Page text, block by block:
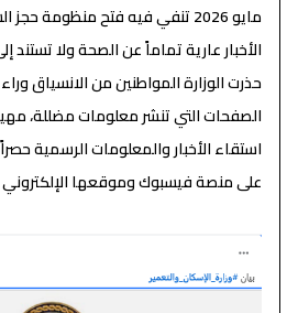
مايو 2026 تنفي فيه فتح منظومة
الأخبار عارية تماماً عن الصحة ولا
حذرت الوزارة المواطنين من الانسياق
الصفحات التي تنشر معلومات مضللة،
استقاء الأخبار والمعلومات الرسمية
على منصة فيسبوك وموقعها